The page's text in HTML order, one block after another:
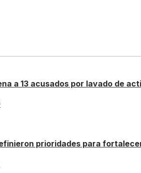
a 13 acusados por lavado de
prioridades para